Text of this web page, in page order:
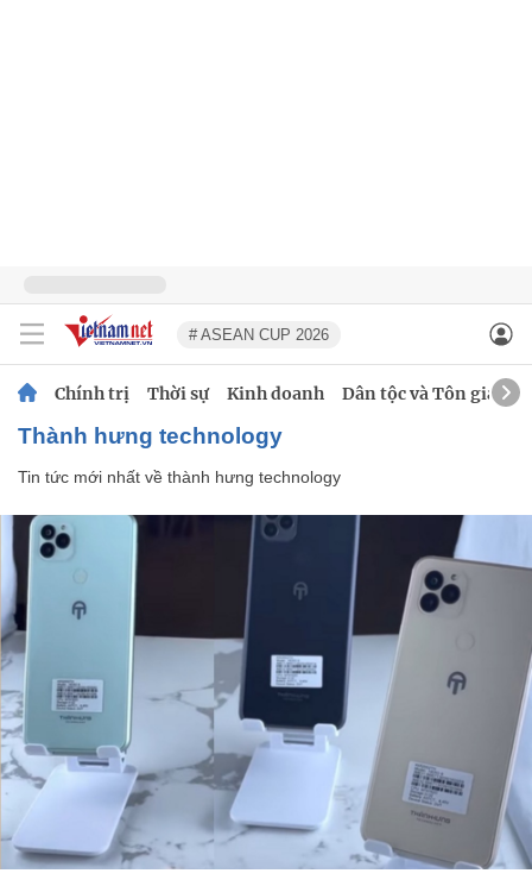
# ASEAN CUP 2026
Chính trị Thời sự Kinh doanh Dân tộc và Tôn giáo
thành hưng technology
Tin tức mới nhất về thành hưng technology